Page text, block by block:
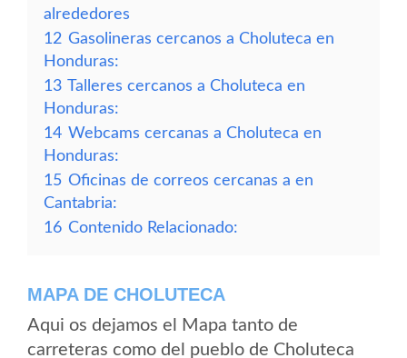
alrededores
12 Gasolineras cercanos a Choluteca en
Honduras:
13 Talleres cercanos a Choluteca en
Honduras:
14 Webcams cercanas a Choluteca en
Honduras:
15 Oficinas de correos cercanas a en
Cantabria:
16 Contenido Relacionado:
MAPA DE CHOLUTECA
Aqui os dejamos el Mapa tanto de
carreteras como del pueblo de Choluteca